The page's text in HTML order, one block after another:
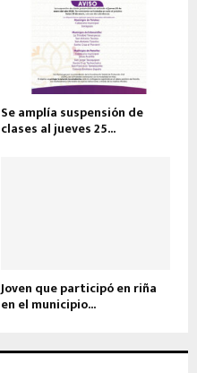
Se amplía suspensión de
clases al jueves 25...
Joven que participó en riña
en el municipio...